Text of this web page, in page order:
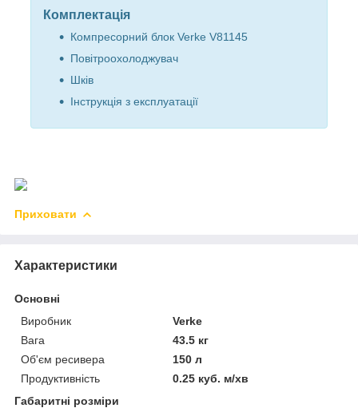
Комплектація
Компресорний блок Verke V81145
Повітроохолоджувач
Шків
Інструкція з експлуатації
Приховати
Характеристики
Основні
Виробник
Verke
Вага
43.5 кг
Об'єм ресивера
150 л
Продуктивність
0.25 куб. м/хв
Габаритні розміри